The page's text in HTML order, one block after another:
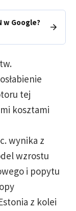
w Google?
tej
kosztami
wynika z
wzrostu
i popytu
z kolei